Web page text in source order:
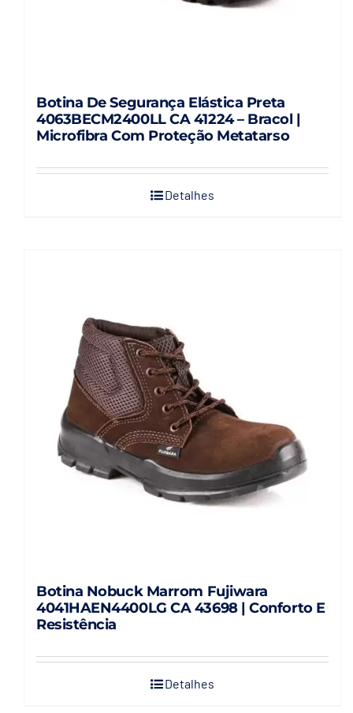
Botina De Segurança Elástica Preta
4063BECM2400LL CA 41224 – Bracol |
Microfibra Com Proteção Metatarso
Detalhes
Botina Nobuck Marrom Fujiwara
4041HAEN4400LG CA 43698 | Conforto E
Resistência
Detalhes